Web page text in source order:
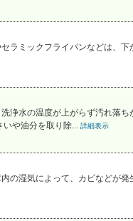
ラミックフライパンなどは、下
浄水の温度が上がらず汚れ落ち
いや油分を取り除... 詳細表示
の湿気によって、カビなどが発